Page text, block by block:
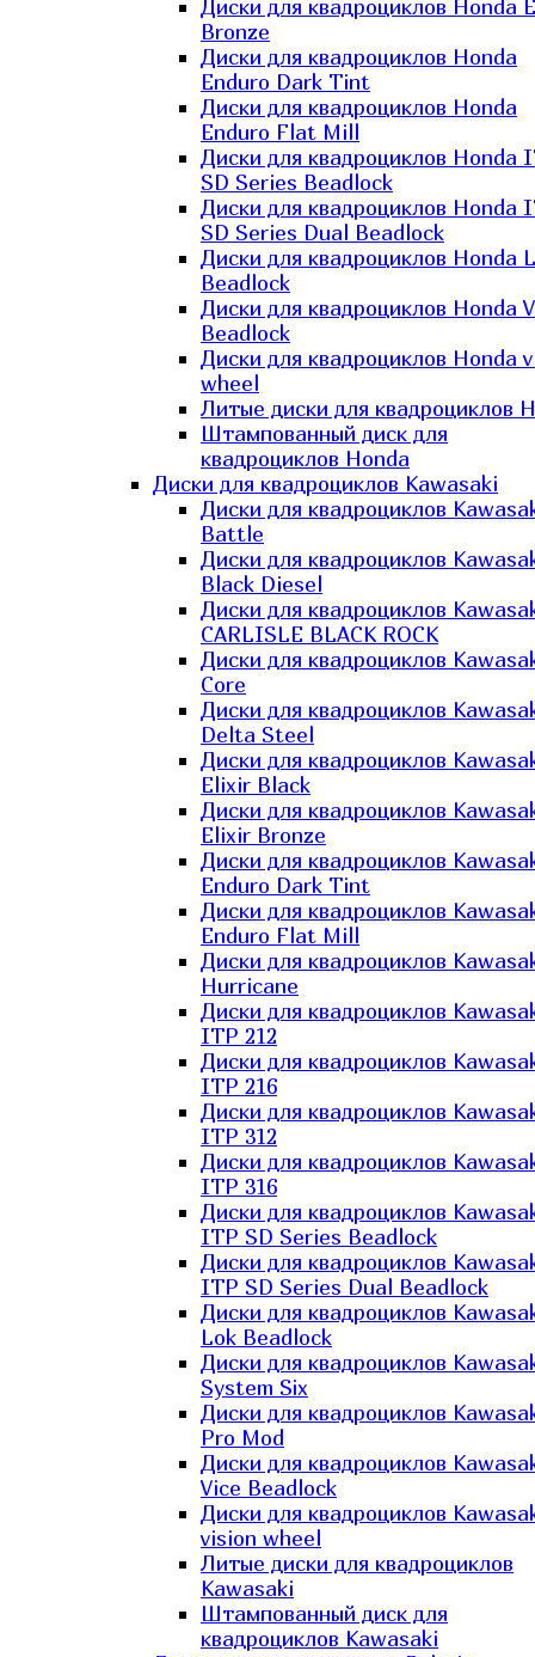
Диски для квадроциклов Honda
Bronze
Диски для квадроциклов Honda
Enduro Dark Tint
Диски для квадроциклов Honda
Enduro Flat Mill
Диски для квадроциклов Honda
SD Series Beadlock
Диски для квадроциклов Honda
SD Series Dual Beadlock
Диски для квадроциклов Honda
Beadlock
Диски для квадроциклов Honda
Beadlock
Диски для квадроциклов Honda
wheel
Литые диски для квадроциклов
Штампованный диск для
квадроциклов Honda
Диски для квадроциклов Kawasaki
Диски для квадроциклов
Battle
Диски для квадроциклов
Black Diesel
Диски для квадроциклов
CARLISLE BLACK ROCK
Диски для квадроциклов
Core
Диски для квадроциклов
Delta Steel
Диски для квадроциклов
Elixir Black
Диски для квадроциклов
Elixir Bronze
Диски для квадроциклов
Enduro Dark Tint
Диски для квадроциклов
Enduro Flat Mill
Диски для квадроциклов
Hurricane
Диски для квадроциклов
ITP 212
Диски для квадроциклов
ITP 216
Диски для квадроциклов
ITP 312
Диски для квадроциклов
ITP 316
Диски для квадроциклов
ITP SD Series Beadlock
Диски для квадроциклов
ITP SD Series Dual Beadlock
Диски для квадроциклов
Lok Beadlock
Диски для квадроциклов
System Six
Диски для квадроциклов
Pro Mod
Диски для квадроциклов
Vice Beadlock
Диски для квадроциклов
vision wheel
Литые диски для квадроциклов
Kawasaki​
Штампованный диск для
квадроциклов Kawasaki​